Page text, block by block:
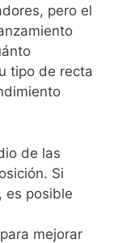
pero el
tipo de recta
de las
Si
es posible
mejorar